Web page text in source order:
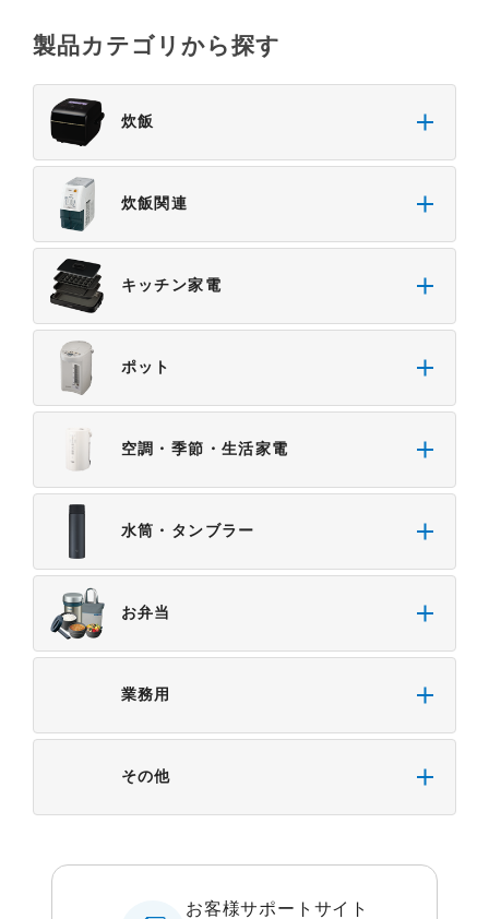
安全であること。
・掲載された情報が常に最新のものであること。
・本サイトをご利用になったこと、またはご利用に
なれなかったことにより生じる一切の損害。
・予告なしにサーバーの停止、本サービスの変更ま
たは提供の中止・中断を行うこと。また、それによ
って生じる一切の損害。
製品カテゴリから探す
炊飯
炊飯関連
キッチン家電
ポット
空調・季節・生活家電
水筒・タンブラー
お弁当
業務用
その他
お客様サポートサイト